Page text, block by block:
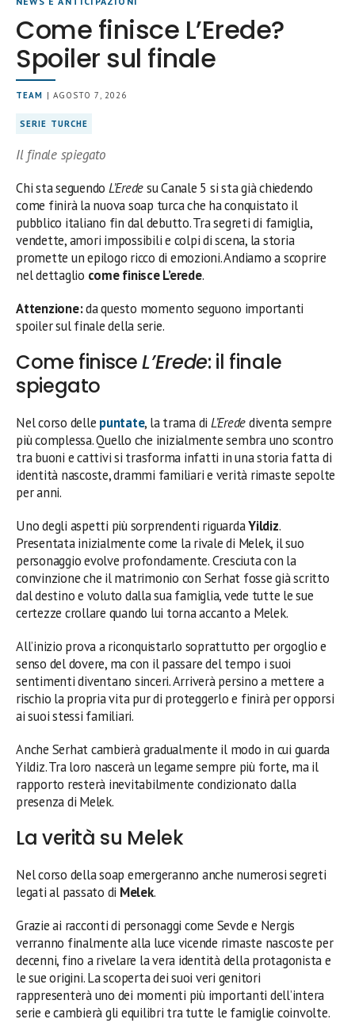
Come finisce L’Erede?
Spoiler sul finale
TEAM | AGOSTO 7, 2026
SERIE TURCHE
Il finale spiegato
Chi sta seguendo L’Eredesu Canale 5 si sta già chiedendo
come finirà la nuova soap turca che ha conquistato il
pubblico italiano fin dal debutto. Tra segreti di famiglia,
vendette, amori impossibili e colpi di scena, la storia
promette un epilogo ricco di emozioni. Andiamo a scoprire
nel dettaglio come finisce L’erede.
Attenzione:da questo momento seguono importanti
spoiler sul finale della serie.
Come finisceL’Erede: il finale
spiegato
Nel corso delle puntate, la trama di L’Eredediventa sempre
più complessa. Quello che inizialmente sembra uno scontro
tra buoni e cattivi si trasforma infatti in una storia fatta di
identità nascoste, drammi familiari e verità rimaste sepolte
per anni.
Uno degli aspetti più sorprendenti riguardaYildiz.
Presentata inizialmente come la rivale di Melek, il suo
personaggio evolve profondamente. Cresciuta con la
convinzione che il matrimonio con Serhat fosse già scritto
dal destino e voluto dalla sua famiglia, vede tutte le sue
certezze crollare quando lui torna accanto a Melek.
All’inizio prova a riconquistarlo soprattutto per orgoglio e
senso del dovere, ma con il passare del tempo i suoi
sentimenti diventano sinceri. Arriverà persino a mettere a
rischio la propria vita pur di proteggerlo e finirà per opporsi
ai suoi stessi familiari.
Anche Serhat cambierà gradualmente il modo in cui guarda
Yildiz. Tra loro nascerà un legame sempre più forte, ma il
rapporto resterà inevitabilmente condizionato dalla
presenza di Melek.
La verità su Melek
Nel corso della soap emergeranno anche numerosi segreti
legati al passato di Melek.
Grazie ai racconti di personaggi come Sevde e Nergis
verranno finalmente alla luce vicende rimaste nascoste per
decenni, fino a rivelare la vera identità della protagonista e
le sue origini. La scoperta dei suoi veri genitori
rappresenterà uno dei momenti più importanti dell’intera
serie e cambierà gli equilibri tra tutte le famiglie coinvolte.